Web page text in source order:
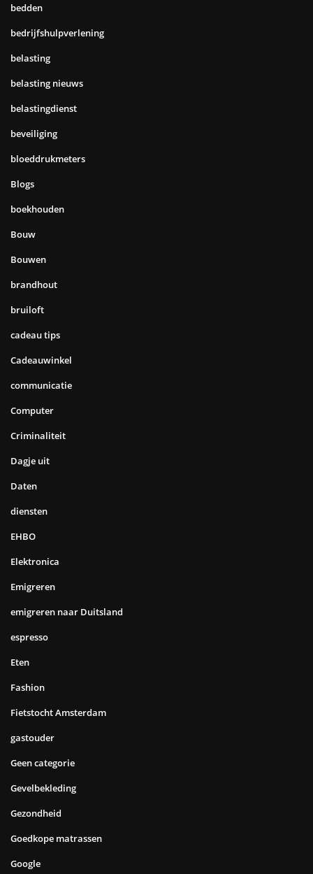
bedden
bedrijfshulpverlening
belasting
belasting nieuws
belastingdienst
beveiliging
bloeddrukmeters
Blogs
boekhouden
Bouw
Bouwen
brandhout
bruiloft
cadeau tips
Cadeauwinkel
communicatie
Computer
Criminaliteit
Dagje uit
Daten
diensten
EHBO
Elektronica
Emigreren
emigreren naar Duitsland
espresso
Eten
Fashion
Fietstocht Amsterdam
gastouder
Geen categorie
Gevelbekleding
Gezondheid
Goedkope matrassen
Google